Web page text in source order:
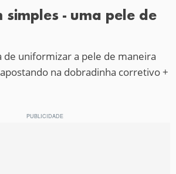
simples - uma pele de
uniformizar a pele de maneira
na dobradinha corretivo +